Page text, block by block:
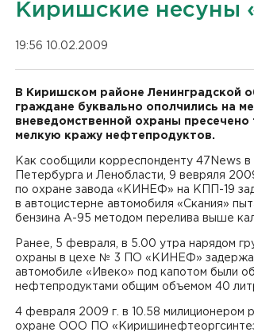
Киришские несуны
19:56 10.02.2009
В Киришском районе Ленинградской
граждане буквально ополчились на
вневедомственной охраны
мелкую кражу нефтепродуктов.
Как сообщили корреспонденту 47News
Петербурга и Ленобласти, 9 вевряля
по охране завода «КИНЕФ» на КПП-19
в автоцистерне автомобиля «Скания»
бензина А-95 методом перелива выше
Ранее, 5 февраля, в 5.00 утра нарядом
охраны в цехе № 3 ПО «КИНЕФ» задержан
автомобиле «Ивеко» под капотом были
нефтепродуктами общим объемом 40
4 февраля 2009 г. в 10.58 милиционером
охране ООО ПО